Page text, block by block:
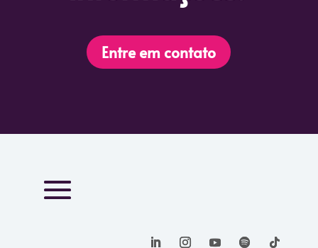
Entre em contato